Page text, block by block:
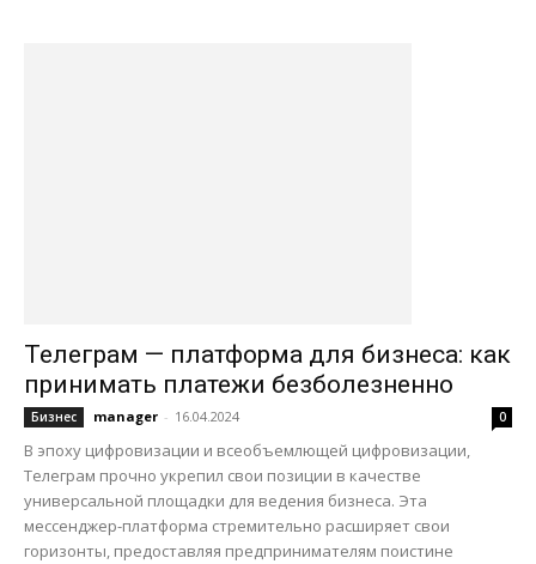
Телеграм — платформа для бизнеса: как
принимать платежи безболезненно
Бизнес manager - 16.04.2024 0
В эпоху цифровизации и всеобъемлющей цифровизации,
Телеграм прочно укрепил свои позиции в качестве
универсальной площадки для ведения бизнеса. Эта
мессенджер-платформа стремительно расширяет свои
горизонты, предоставляя предпринимателям поистине